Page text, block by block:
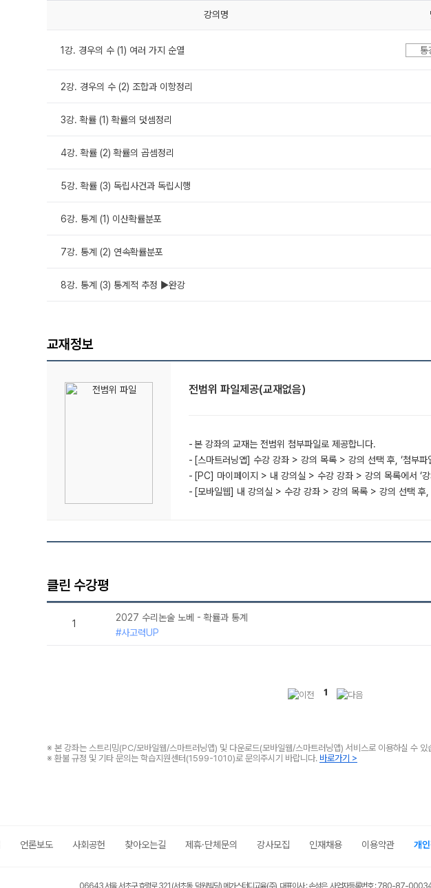
강의명
1강. 경우의 수 (1) 여러 가지 순열 통
2강. 경우의 수 (2) 조합과 이항정리
3강. 확률 (1) 확률의 덧셈정리
4강. 확률 (2) 확률의 곱셈정리
5강. 확률 (3) 독립사건과 독립시행
6강. 통계 (1) 이산확률분포
7강. 통계 (2) 연속확률분포
8강. 통계 (3) 통계적 추정 ▶완강
교재정보
전범위 파일제공(교재없음)
본 강좌의 교재는 전범위 첨부파일로 제공합니다.
[스마트러닝앱] 수강 강좌 > 강의 목록 > 강의 선택 후, ‘첨부파
[PC] 마이페이지 > 내 강의실 > 수강 강좌 > 강의 목록에서 ‘강
[모바일웹] 내 강의실 > 수강 강좌 > 강의 목록 > 강의 선택 후,
클린 수강평
1
2027 수리논술 노베 - 확률과 통계
#사고력UP
1
※ 본 강좌는 스트리밍(PC/모바일웹/스마트러닝앱) 및 다운로드(모바일웹/스마트러닝앱) 서비스로 이용하실 수 있
※ 환불 규정 및 기타 문의는 학습지원센터(1599-1010)로 문의주시기 바랍니다. 바로가기 >
언론보도 사회공헌 찾아오는길 제휴·단체문의 강사모집 인재채용 이용약관 개
06643 서울 서초구 효령로 321 (서초동, 덕원빌딩) 메가스터디교육(주) 대표이사 : 손성은 사업자등록번호 : 780-87-